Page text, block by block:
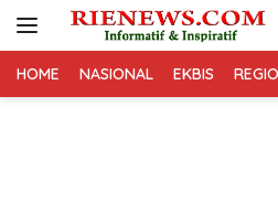
HOME NASIONAL EKBIS